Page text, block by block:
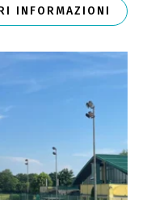
INFORMAZIONI